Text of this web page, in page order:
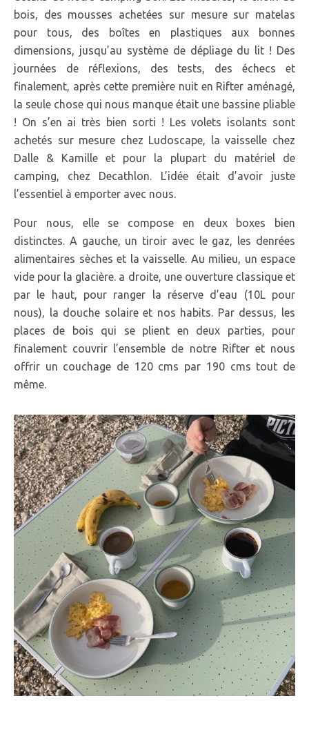
bois, des mousses achetées sur mesure sur matelas
pour tous, des boîtes en plastiques aux bonnes
dimensions, jusqu’au système de dépliage du lit ! Des
journées de réflexions, des tests, des échecs et
finalement, après cette première nuit en Rifter aménagé,
la seule chose qui nous manque était une bassine pliable
! On s’en ai très bien sorti ! Les volets isolants sont
achetés sur mesure chez Ludoscape, la vaisselle chez
Dalle & Kamille et pour la plupart du matériel de
camping, chez Decathlon. L’idée était d’avoir juste
l’essentiel à emporter avec nous.
Pour nous, elle se compose en deux boxes bien
distinctes. A gauche, un tiroir avec le gaz, les denrées
alimentaires sèches et la vaisselle. Au milieu, un espace
vide pour la glacière. a droite, une ouverture classique et
par le haut, pour ranger la réserve d’eau (10L pour
nous), la douche solaire et nos habits. Par dessus, les
places de bois qui se plient en deux parties, pour
finalement couvrir l’ensemble de notre Rifter et nous
offrir un couchage de 120 cms par 190 cms tout de
même.